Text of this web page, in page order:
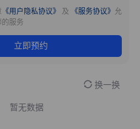
《用户隐私协议》 及 《服务协议》 允
服务
立即预约
换一换
暂无数据